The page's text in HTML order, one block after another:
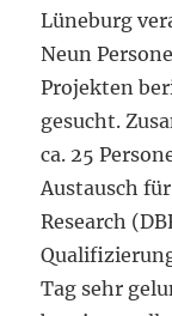
Lüneburg
Neun
Projekten
gesucht.
ca. 25
Austausch
Research
Tag sehr